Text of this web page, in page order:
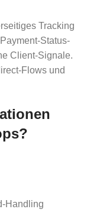
Tracking
Status-
Client-Signale.
Flows und
Handling